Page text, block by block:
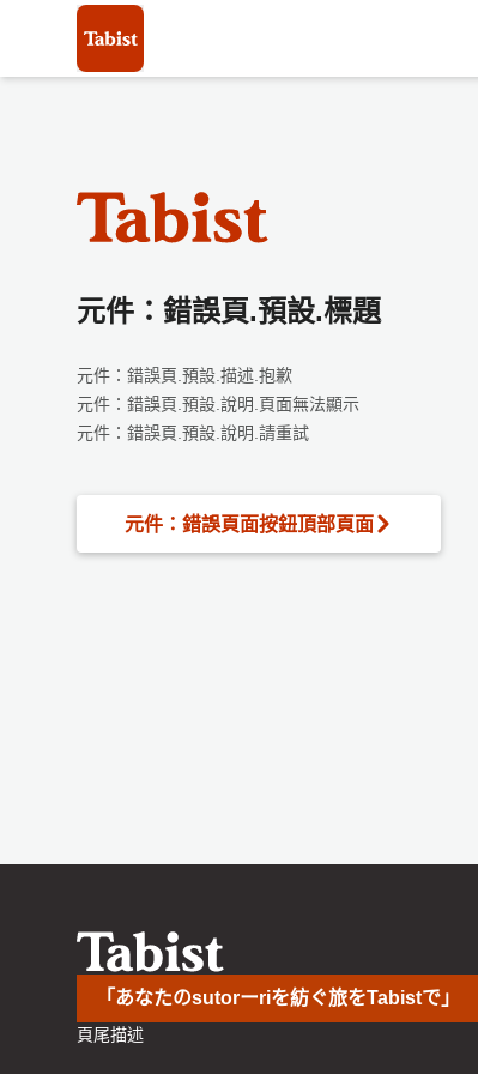
元件：錯誤頁.預設.標題
元件：錯誤頁.預設.描述.抱歉
元件：錯誤頁.預設.說明.頁面無法顯示
元件：錯誤頁.預設.說明.請重試
元件：錯誤頁面按鈕頂部頁面
「あなたのsutorーriを紡ぐ旅をTabistで」
頁尾描述